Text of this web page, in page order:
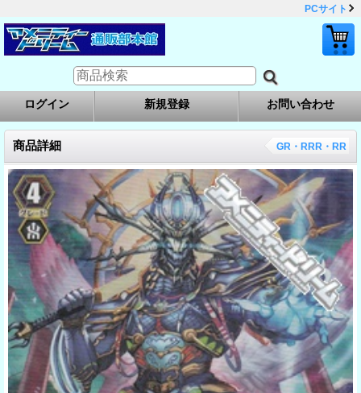
PCサイト
ログイン 新規登録 お問い合わせ
商品詳細 GR・RRR・RR